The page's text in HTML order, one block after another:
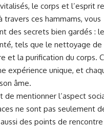
le corps et l’esprit
travers ces hammams, vous
des secrets bien gardés :
tels que le nettoyage de
et la purification du corps.
expérience unique, et
âme.
de mentionner l’aspect
ne sont pas seulement
des points de rencontre